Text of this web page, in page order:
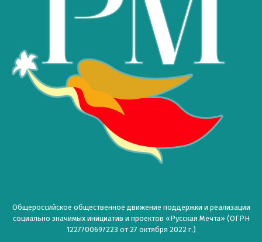
Общероссийское общественное движение поддержки и реализации
социально значимых инициатив и проектов «Русская Мечта» (ОГРН
1227700697223 от 27 октября 2022 г.)